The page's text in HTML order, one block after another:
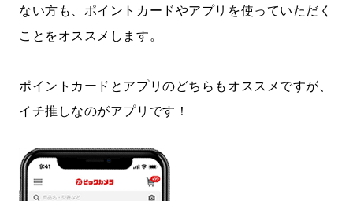
ない方も、ポイントカードやアプリを使っていただく
ことをオススメします。
ポイントカードとアプリのどちらもオススメですが、
イチ推しなのがアプリです！